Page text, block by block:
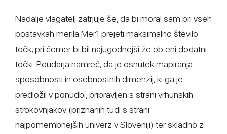
Nadalje vlagatelj zatrjuje še, da bi moral sam pri vseh
postavkah merila Mer1 prejeti maksimalno število
točk, pri čemer bi bil najugodnejši že ob eni dodatni
točki. Poudarja namreč, da je osnutek mapiranja
sposobnosti in osebnostnih dimenzij, ki ga je
predložil v ponudbi, pripravljen s strani vrhunskih
strokovnjakov (priznanih tudi s strani
najpomembnejših univerz v Sloveniji) ter skladno z